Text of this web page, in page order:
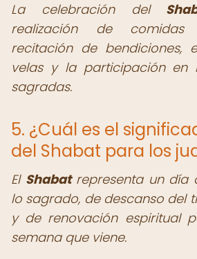
La celebración del
realización de comidas
recitación de bendiciones,
velas y la participación en
sagradas.
5. ¿Cuál es el
del Shabat para los
El Shabatrepresenta un día
lo sagrado, de descanso del
y de renovación espiritual
semana que viene.